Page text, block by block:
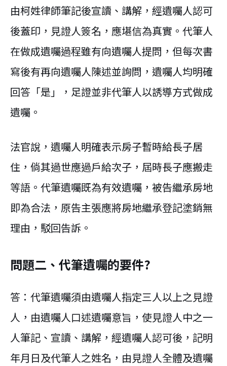
由柯姓律師筆記後宣讀、講解，經遺囑人認可
後蓋印，見證人簽名，應堪信為真實。代筆人
在做成遺囑過程雖有向遺囑人提問，但每次書
寫後有再向遺囑人陳述並詢問，遺囑人均明確
回答「是」，足證並非代筆人以誘導方式做成
遺囑。
法官說，遺囑人明確表示房子暫時給長子居
住，倘其過世應過戶給次子，屆時長子應搬走
等語。代筆遺囑既為有效遺囑，被告繼承房地
即為合法，原告主張應將房地繼承登記塗銷無
理由，駁回告訴。
問題二、代筆遺囑的要件?
答：代筆遺囑須由遺囑人指定三人以上之見證
人，由遺囑人口述遺囑意旨，使見證人中之一
人筆記、宣讀、講解，經遺囑人認可後，記明
年月日及代筆人之姓名，由見證人全體及遺囑